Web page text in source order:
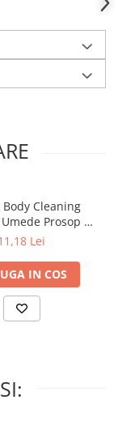
în cel mai
adâncimea
Body Cleaning
Prosop pt
Sensitive
Lei
IN COS